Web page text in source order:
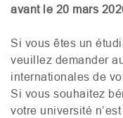
avant le 20 mars
Si vous êtes un
veuillez demander
internationales de
Si vous souhaitez
votre université